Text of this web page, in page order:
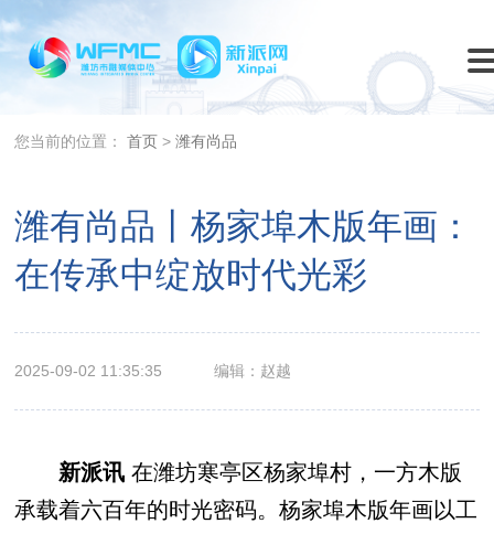
您当前的位置：首页 >潍有尚品
潍有尚品丨杨家埠木版年画：
在传承中绽放时代光彩
2025-09-02 11:35:35 编辑：赵越
新派讯 在潍坊寒亭区杨家埠村，一方木版
承载着六百年的时光密码。杨家埠木版年画以工